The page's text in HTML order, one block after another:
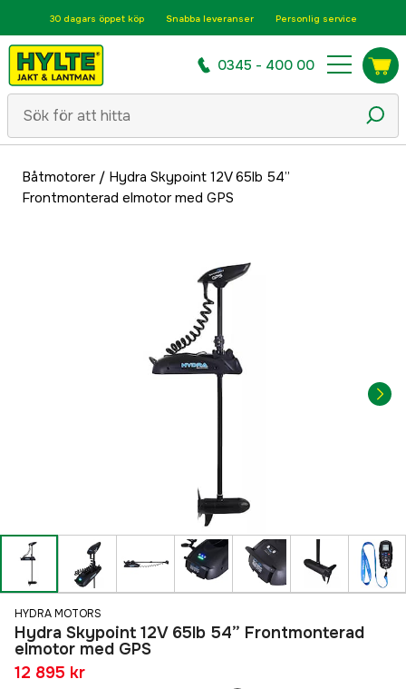
30 dagars öppet köp Snabba leveranser Personlig service
0345 - 400 00
Båtmotorer/ Hydra Skypoint 12V 65lb 54”
Frontmonterad elmotor med GPS
HYDRA MOTORS
Hydra Skypoint 12V 65lb 54” Frontmonterad
elmotor med GPS
12 895 kr